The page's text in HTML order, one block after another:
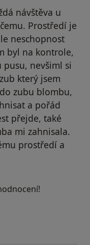
návštěva u
Prostředí je
neschopnost
byl na kontrole,
pusu, nevšiml si
který jsem
zubu blombu,
a pořád
přejde, také
mi zahnisala.
prostředí a
účet byl odstraněn